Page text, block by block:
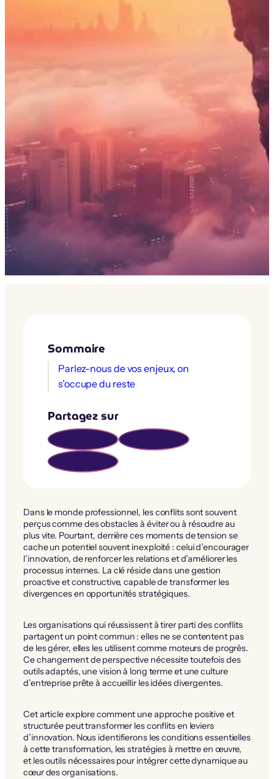
Dans le monde professionnel, les conflits sont souvent
perçus comme des obstacles à éviter ou à résoudre au
plus vite. Pourtant, derrière ces moments de tension se
cache un potentiel souvent inexploité : celui d’encourager
l’innovation, de renforcer les relations et d’améliorer les
processus internes. La clé réside dans une gestion
proactive et constructive, capable de transformer les
divergences en opportunités stratégiques.
Les organisations qui réussissent à tirer parti des conflits
partagent un point commun : elles ne se contentent pas
de les gérer, elles les utilisent comme moteurs de progrès.
Ce changement de perspective nécessite toutefois des
outils adaptés, une vision à long terme et une culture
d’entreprise prête à accueillir les idées divergentes.
Cet article explore comment une approche positive et
structurée peut transformer les conflits en leviers
d’innovation. Nous identifierons les conditions essentielles
à cette transformation, les stratégies à mettre en œuvre,
et les outils nécessaires pour intégrer cette dynamique au
cœur des organisations.
Sommaire
Parlez-nous de vos enjeux, on
s’occupe du reste
Partagez sur